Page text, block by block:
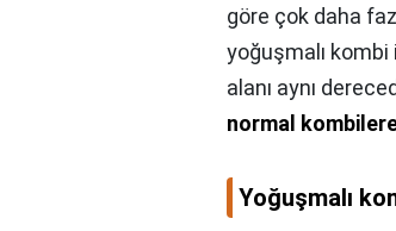
göre çok daha
yoğuşmalı kombi
alanı aynı
normal
Yoğuşmalı